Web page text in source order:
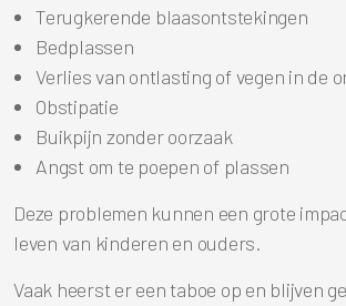
Terugkerende blaasontstekingen
Bedplassen
Verlies van ontlasting of vegen in de
Obstipatie
Buikpijn zonder oorzaak
Angst om te poepen of plassen
Deze problemen kunnen een grote
leven van kinderen en ouders.
Vaak heerst er een taboe op en blijven